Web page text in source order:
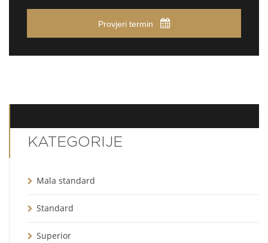
Provjeri termin
KATEGORIJE
Mala standard
Standard
Superior